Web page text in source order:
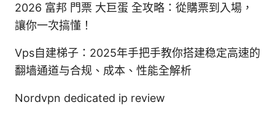
2026 富邦 門票 大巨蛋 全攻略：從購票到入場，
讓你一次搞懂！
Vps自建梯子：2025年手把手教你搭建稳定高速的
翻墙通道与合规、成本、性能全解析
Nordvpn dedicated ip review